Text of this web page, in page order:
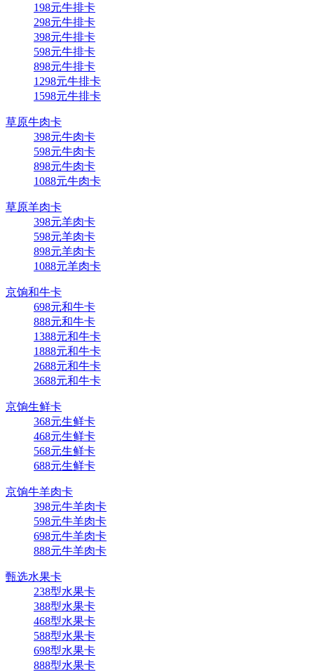
198元牛排卡
298元牛排卡
398元牛排卡
598元牛排卡
898元牛排卡
1298元牛排卡
1598元牛排卡
草原牛肉卡
398元牛肉卡
598元牛肉卡
898元牛肉卡
1088元牛肉卡
草原羊肉卡
398元羊肉卡
598元羊肉卡
898元羊肉卡
1088元羊肉卡
京饷和牛卡
698元和牛卡
888元和牛卡
1388元和牛卡
1888元和牛卡
2688元和牛卡
3688元和牛卡
京饷生鲜卡
368元生鲜卡
468元生鲜卡
568元生鲜卡
688元生鲜卡
京饷牛羊肉卡
398元牛羊肉卡
598元牛羊肉卡
698元牛羊肉卡
888元牛羊肉卡
甄选水果卡
238型水果卡
388型水果卡
468型水果卡
588型水果卡
698型水果卡
888型水果卡